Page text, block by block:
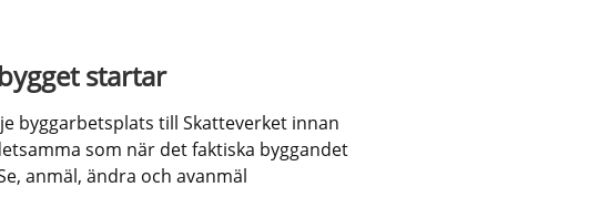
startar
byggarbetsplats till Skatteverket innan
som när det faktiska byggandet
anmäl, ändra och avanmäl